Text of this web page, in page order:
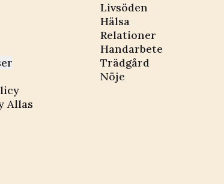
Allas
Livsöden
Hälsa
Relationer
Handarbete
Trädgård
Nöje